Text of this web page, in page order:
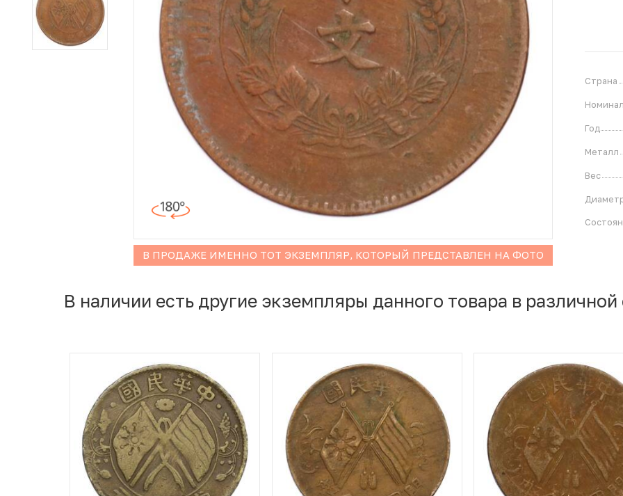
Иностранные монеты
Неофициальные выпуски монет (Unusual)
Античные и средневековые монеты
В ПРОДАЖЕ ИМЕННО ТОТ ЭКЗЕМПЛЯР, КОТОРЫЙ ПРЕДСТАВЛЕН НА ФОТО
Страна
Номинал
Год
Металл
Вес
В наличии есть другие экземпляры данного товара в различной